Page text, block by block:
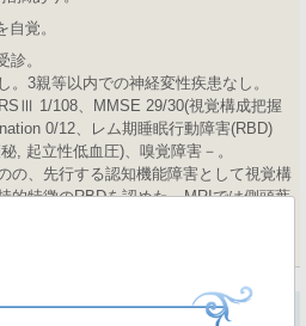
覚。
。
。3親等以内での神経変性疾患なし。
1/108、MMSE 29/30(視覚構成把握
0/12、レム期睡眠行動障害(RBD)
, 起立性低血圧)、嗅覚障害－。
の、先行する認知機能障害として視覚構
的特徴のRBDを認めた。MRIでは側頭葉